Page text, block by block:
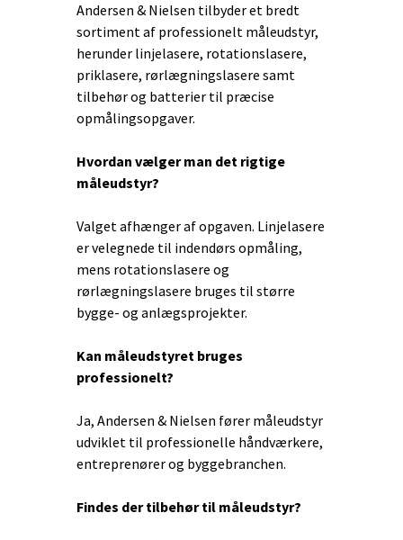
Andersen & Nielsen tilbyder et bredt
sortiment af professionelt måleudstyr,
herunder linjelasere, rotationslasere,
priklasere, rørlægningslasere samt
tilbehør og batterier til præcise
opmålingsopgaver.
Hvordan vælger man det rigtige
måleudstyr?
Valget afhænger af opgaven. Linjelasere
er velegnede til indendørs opmåling,
mens rotationslasere og
rørlægningslasere bruges til større
bygge- og anlægsprojekter.
Kan måleudstyret bruges
professionelt?
Ja, Andersen & Nielsen fører måleudstyr
udviklet til professionelle håndværkere,
entreprenører og byggebranchen.
Findes der tilbehør til måleudstyr?